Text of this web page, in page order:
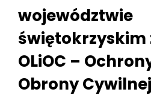
województwie
świętokrzyskim
OLiOC –
Obrony